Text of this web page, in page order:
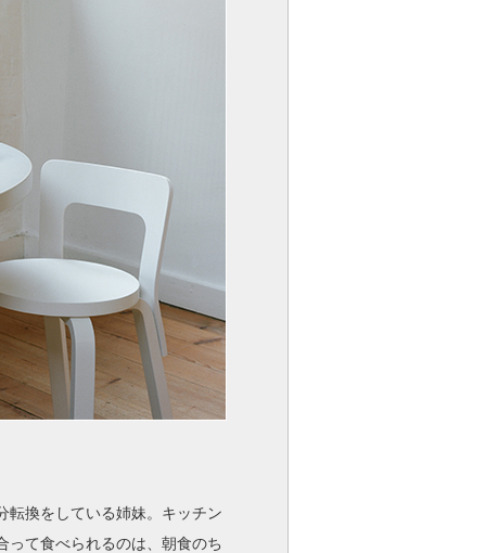
転換をしている姉妹。キッチン
って食べられるのは、朝食のち